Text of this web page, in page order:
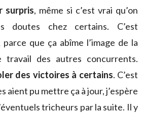
surpris, même si c’est vrai qu’on
doutes chez certains. C’est
que ça abîme l’image de la
des autres concurrents.
des victoires à certains. C’est
aient pu mettre ça à jour, j’espère
tricheurs par la suite. Il y